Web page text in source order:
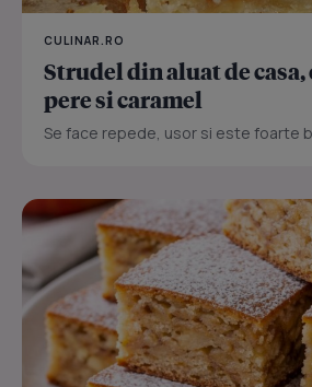
CULINAR.RO
Strudel din aluat de casa,
pere si caramel
Se face repede, usor si este foarte